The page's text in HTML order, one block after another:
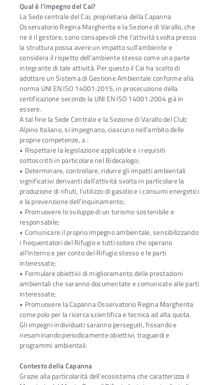
Qual è l’impegno del Cai?
La Sede centrale del Cai, proprietaria della Capanna
Osservatorio Regina Margherita e la Sezione di Varallo, che
ne è il gestore, sono consapevoli che l’attività svolta presso
la struttura possa avere un impatto sull’ambiente e
considera il rispetto dell’ambiente stesso come una parte
integrante di tale attività. Per questo il Cai ha scelto di
adottare un Sistema di Gestione Ambientale conforme alla
norma UNI EN ISO 14001:2015, in prosecuzione della
certificazione secondo la UNI EN ISO 14001:2004 già in
essere.
A tal fine la Sede Centrale e la Sezione di Varallo del Club
Alpino Italiano, si impegnano, ciascuno nell’ambito delle
proprie competenze, a :
• Rispettare la legislazione applicabile e i requisiti
sottoscritti in particolare nel Bidecalogo;
• Determinare, controllare, ridurre gli impatti ambientali
significativi derivanti dall’attività svolta in particolare la
produzione di rifiuti, l’utilizzo di gasolio e i consumi energetici
e la prevenzione dell’inquinamento;
• Promuovere lo sviluppo di un turismo sostenibile e
responsabile;
• Comunicare il proprio impegno ambientale, sensibilizzando
i frequentatori del Rifugio e tutti coloro che operano
all’interno e per conto del Rifugio stesso e le parti
interessate;
• Formulare obiettivi di miglioramento delle prestazioni
ambientali che saranno documentate e comunicate alle parti
interessate;
• Promuovere la Capanna Osservatorio Regina Margherita
come polo per la ricerca scientifica e tecnica ad alta quota.
Gli impegni individuati saranno perseguiti, fissando e
riesaminando periodicamente obiettivi, traguardi e
programmi ambientali.
Contesto della Capanna
Grazie alla particolarità dell’ecosistema che caratterizza il